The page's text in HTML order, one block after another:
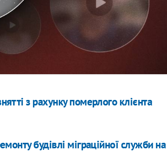
з рахунку померлого клієнта
будівлі міграційної служби на